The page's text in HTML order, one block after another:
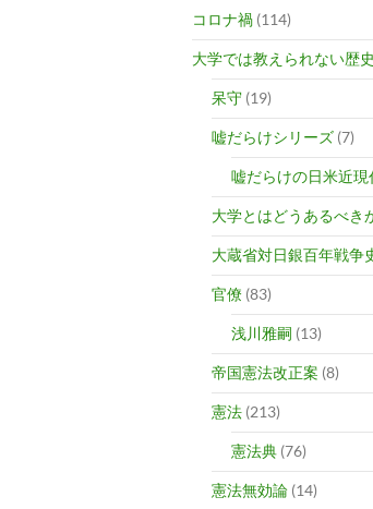
コロナ禍 (114)
大学では教えられない歴
呆守 (19)
嘘だらけシリーズ (7)
嘘だらけの日米近現
大学とはどうあるべき
大蔵省対日銀百年戦争
官僚 (83)
浅川雅嗣 (13)
帝国憲法改正案 (8)
憲法 (213)
憲法典 (76)
憲法無効論 (14)